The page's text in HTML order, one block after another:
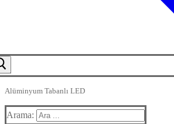
Alüminyum Tabanlı LED
Arama: